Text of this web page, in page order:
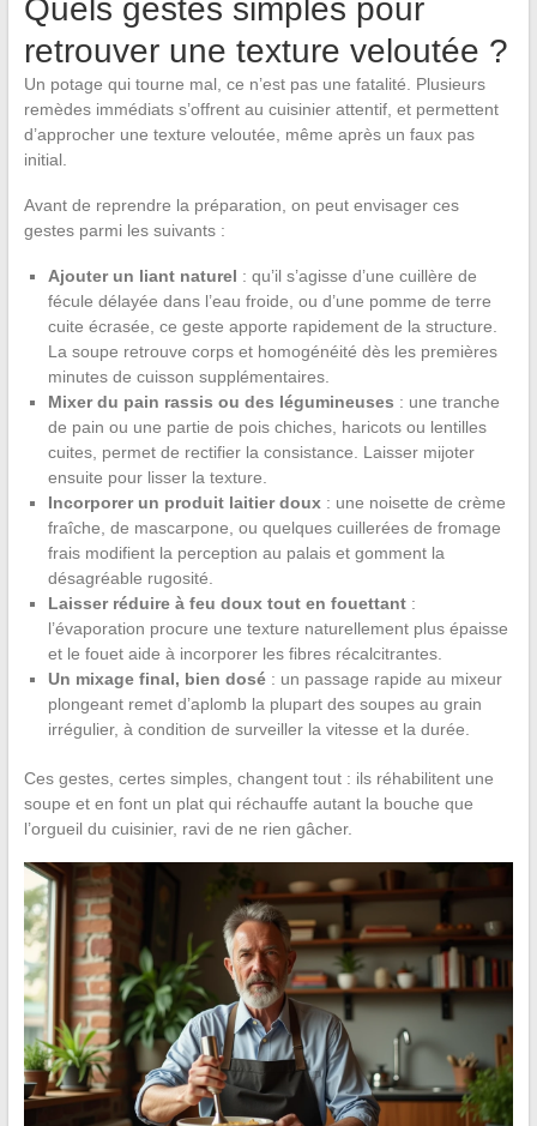
Quels gestes simples pour
retrouver une texture veloutée ?
Un potage qui tourne mal, ce n’est pas une fatalité. Plusieurs
remèdes immédiats s’offrent au cuisinier attentif, et permettent
d’approcher une texture veloutée, même après un faux pas
initial.
Avant de reprendre la préparation, on peut envisager ces
gestes parmi les suivants :
Ajouter un liant naturel : qu’il s’agisse d’une cuillère de
fécule délayée dans l’eau froide, ou d’une pomme de terre
cuite écrasée, ce geste apporte rapidement de la structure.
La soupe retrouve corps et homogénéité dès les premières
minutes de cuisson supplémentaires.
Mixer du pain rassis ou des légumineuses : une tranche
de pain ou une partie de pois chiches, haricots ou lentilles
cuites, permet de rectifier la consistance. Laisser mijoter
ensuite pour lisser la texture.
Incorporer un produit laitier doux: une noisette de crème
fraîche, de mascarpone, ou quelques cuillerées de fromage
frais modifient la perception au palais et gomment la
désagréable rugosité.
Laisser réduire à feu doux tout en fouettant:
l’évaporation procure une texture naturellement plus épaisse
et le fouet aide à incorporer les fibres récalcitrantes.
Un mixage final, bien dosé: un passage rapide au mixeur
plongeant remet d’aplomb la plupart des soupes au grain
irrégulier, à condition de surveiller la vitesse et la durée.
Ces gestes, certes simples, changent tout : ils réhabilitent une
soupe et en font un plat qui réchauffe autant la bouche que
l’orgueil du cuisinier, ravi de ne rien gâcher.